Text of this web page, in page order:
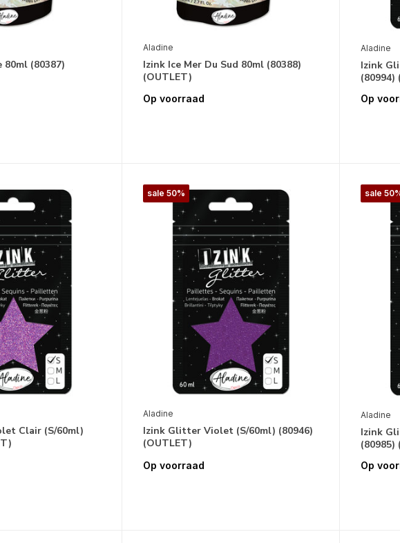
80ml (80387)
Aladine
Izink Ice Mer Du Sud 80ml (80388)
(OUTLET)
Op voorraad
Aladine
Izink
(80994)
Op
Clair (S/60ml)
sale 50%
Aladine
Izink Glitter Violet (S/60ml) (80946)
(OUTLET)
Op voorraad
sale
Aladine
Izink
(80985)
Op